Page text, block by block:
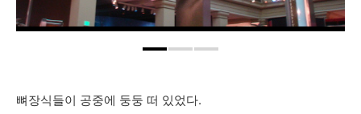
뼈장식들이 공중에 둥둥 떠 있었다.